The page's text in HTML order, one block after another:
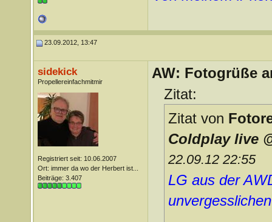
23.09.2012, 13:47
sidekick
Propellereinfachmitmir
Registriert seit: 10.06.2007
Ort: immer da wo der Herbert ist...
Beiträge: 3.407
AW: Fotogrüße
Zitat:
Zitat von
Coldplay live
22.09.12 22:55
LG aus der